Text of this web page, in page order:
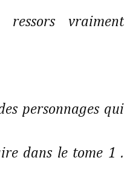
vraiment
personnages qui
dans le tome 1 .